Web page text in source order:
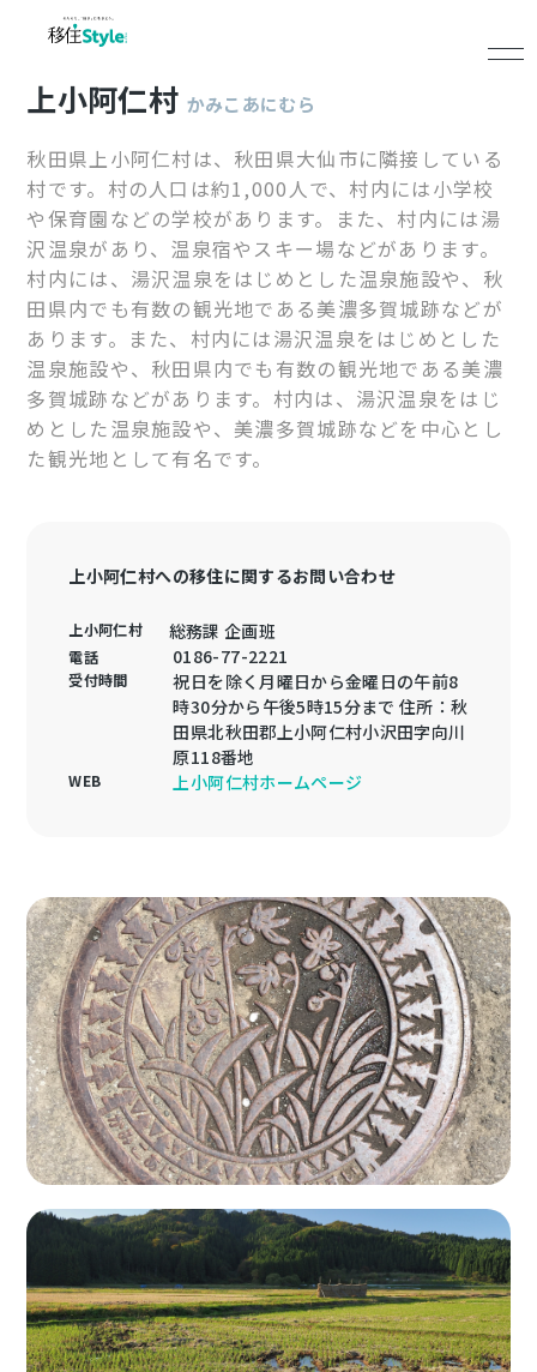
上小阿仁村 かみこあにむら
秋田県上小阿仁村は、秋田県大仙市に隣接している
村です。村の人口は約1,000人で、村内には小学校
や保育園などの学校があります。また、村内には湯
沢温泉があり、温泉宿やスキー場などがあります。
村内には、湯沢温泉をはじめとした温泉施設や、秋
田県内でも有数の観光地である美濃多賀城跡などが
あります。また、村内には湯沢温泉をはじめとした
温泉施設や、秋田県内でも有数の観光地である美濃
多賀城跡などがあります。村内は、湯沢温泉をはじ
めとした温泉施設や、美濃多賀城跡などを中心とし
た観光地として有名です。
上小阿仁村への移住に関するお問い合わせ
上小阿仁村 総務課 企画班
電話 0186-77-2221
受付時間
祝日を除く月曜日から金曜日の午前8
時30分から午後5時15分まで 住所：秋
田県北秋田郡上小阿仁村小沢田字向川
原118番地
WEB 上小阿仁村ホームページ